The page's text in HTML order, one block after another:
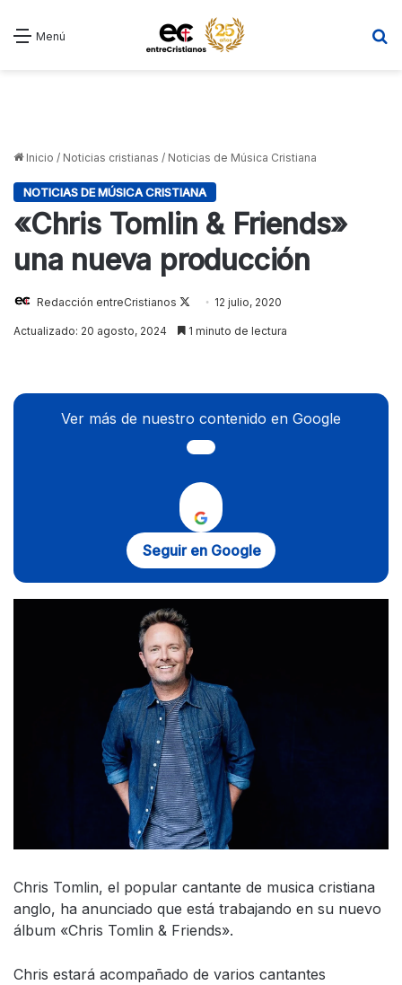
Menú
Inicio / Noticias cristianas / Noticias de Música Cristiana
NOTICIAS DE MÚSICA CRISTIANA
«Chris Tomlin & Friends»
una nueva producción
Redacción entreCristianos
Follow
on
12 julio, 2020
Actualizado: 20 agosto, 2024 1 minuto de lectura
Ver más de nuestro contenido en Google
Seguir en Google
Chris Tomlin, el popular cantante de musica cristiana
anglo, ha anunciado que está trabajando en su nuevo
álbum «Chris Tomlin & Friends».
Chris estará acompañado de varios cantantes